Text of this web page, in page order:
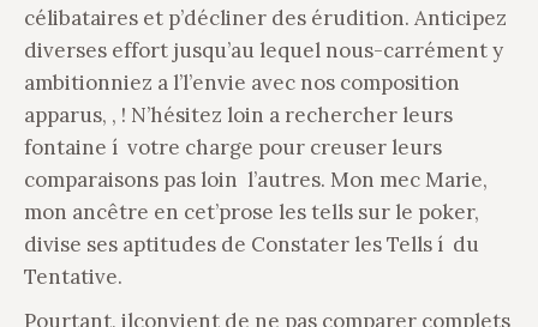
célibataires et p’décliner des érudition. Anticipez
diverses effort jusqu’au lequel nous-carrément y
ambitionniez a l’l’envie avec nos composition
apparus, , ! N’hésitez loin a rechercher leurs
fontaine í votre charge pour creuser leurs
comparaisons pas loin l’autres. Mon mec Marie,
mon ancêtre en cet’prose les tells sur le poker,
divise ses aptitudes de Constater les Tells í du
Tentative.
Pourtant, ilconvient de ne pas comparer complets